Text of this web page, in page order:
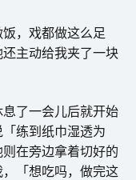
，戏都做这么足
主动给我夹了一块
了一会儿后就开始
练到纸巾湿透为
在旁边拿着切好的
「想吃吗，做完这